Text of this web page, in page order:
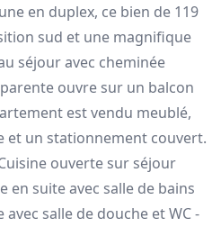
en duplex, ce bien de 119
sud et une magnifique
séjour avec cheminée
ouvre sur un balcon
est vendu meublé,
et un stationnement couvert.
ouverte sur séjour
en suite avec salle de bains
avec salle de douche et WC -